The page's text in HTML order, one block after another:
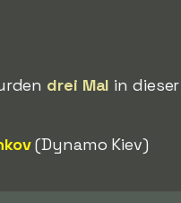
drei Mal in
(Dynamo Kiev)